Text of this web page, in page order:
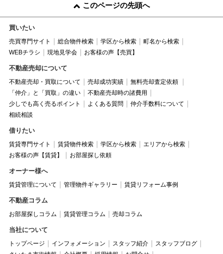
このページの先頭へ
買いたい
売買専門サイト 総合物件検索 学区から検索
町名から検索
WEBチラシ
現地見学会 お客様の声【売買】
不動産売却について
不動産売却・買取について 売却成功実績
無料売却査定依頼
「仲介」と「買取」の違い
不動産売却時の諸費用
少しでも高く売るポイント
よくある質問
仲介手数料について
相続相談
借りたい
賃貸専門サイト 賃貸物件検索 学区から検索
エリアから検索
お客様の声【賃貸】
お部屋探し依頼
オーナー様へ
賃貸管理について 管理物件ギャラリー 賃貸リフォーム事例
不動産コラム
お部屋探しコラム 賃貸管理コラム 売却コラム
当社について
トップページ インフォメーション スタッフ紹介
スタッフブログ